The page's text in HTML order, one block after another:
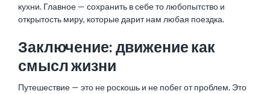
кухни. Главное — сохранить в себе то любопытство и
открытость миру, которые дарит нам любая поездка.
Заключение: движение как
смысл жизни
Путешествие — это не роскошь и не побег от проблем. Это